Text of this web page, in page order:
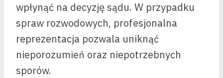
wpłynąć na decyzję sądu. W przypadku
spraw rozwodowych, profesjonalna
reprezentacja pozwala uniknąć
nieporozumień oraz niepotrzebnych
sporów.